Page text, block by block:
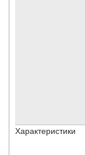
Характеристики